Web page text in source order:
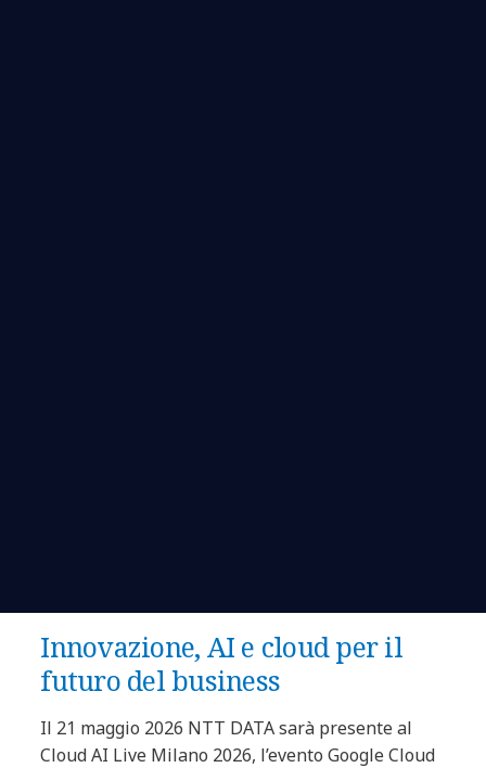
Innovazione, AI e cloud per il
futuro del business
Il 21 maggio 2026 NTT DATA sarà presente al
Cloud AI Live Milano 2026, l’evento Google Cloud